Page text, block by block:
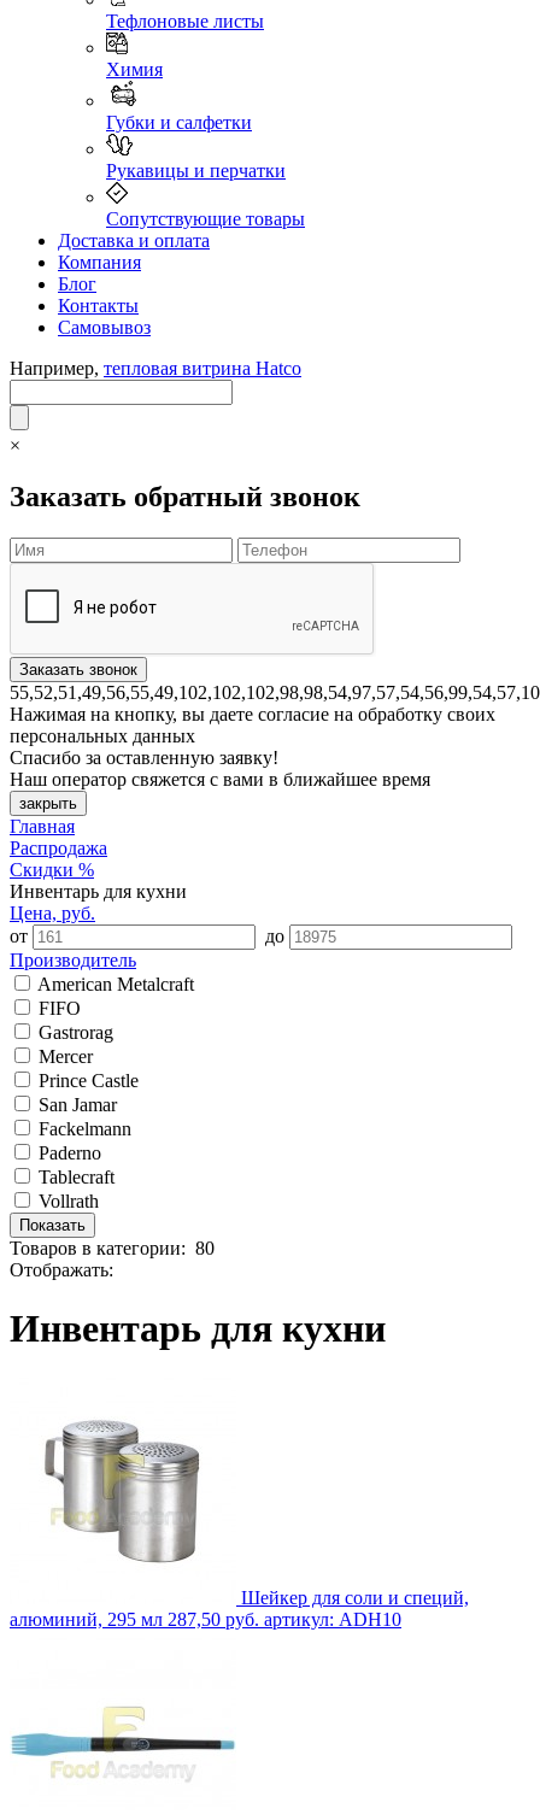
Тефлоновые листы
Химия
Губки и салфетки
Рукавицы и перчатки
Сопутствующие товары
Доставка и оплата
Компания
Блог
Контакты
Самовывоз
Например, тепловая витрина Hatco
×
Заказать обратный звонок
Нажимая на кнопку, вы даете согласие на обработку своих
персональных данных
Спасибо за оставленную заявку!
Наш оператор свяжется с вами в ближайшее время
закрыть
Главная
Распродажа
Скидки %
Инвентарь для кухни
Цена, руб.
от
до
Производитель
American Metalcraft
FIFO
Gastrorag
Mercer
Prince Castle
San Jamar
Fackelmann
Paderno
Tablecraft
Vollrath
Товаров в категории: 80
Отображать:
Инвентарь для кухни
Шейкер для соли и специй,
алюминий, 295 мл 287,50 руб. артикул: ADH10